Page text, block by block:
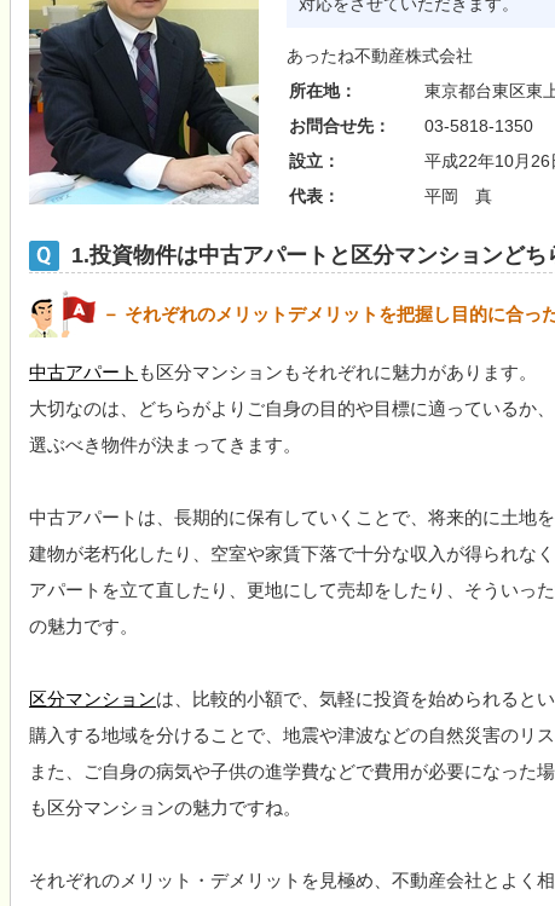
あったね不動産株式会社
所在地：
東京都台東区
お問合せ先：
03-5818-1350
設立：
平成22年10月26
代表：
平岡 真
1.投資物件は中古アパートと区分マンションどち
－ それぞれのメリットデメリットを把握し目的に合っ
中古アパート も区分マンションもそれぞれに魅力があります。
大切なのは、どちらがよりご自身の目的や目標に適っているか
選ぶべき物件が決まってきます。
中古アパートは、長期的に保有していくことで、将来的に土地を
建物が老朽化したり、空室や家賃下落で十分な収入が得られな
アパートを立て直したり、更地にして売却をしたり、そういっ
の魅力です。
区分マンションは、比較的小額で、気軽に投資を始められると
購入する地域を分けることで、地震や津波などの自然災害のリ
また、ご自身の病気や子供の進学費などで費用が必要になった
も区分マンションの魅力ですね。
それぞれのメリット・デメリットを見極め、不動産会社とよく